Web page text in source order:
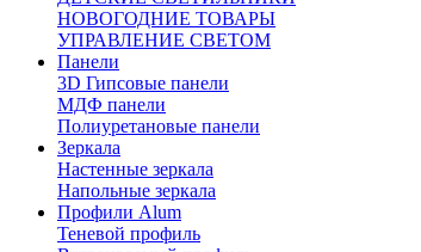
НОВОГОДНИЕ ТОВАРЫ
УПРАВЛЕНИЕ СВЕТОМ
Панели
3D Гипсовые панели
МДФ панели
Полиуретановые панели
Зеркала
Настенные зеркала
Напольные зеркала
Профили Alum
Теневой профиль